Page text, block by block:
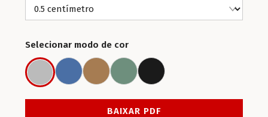
Selecionar modo de cor
Grey
Blue Sepia GreenDark Black